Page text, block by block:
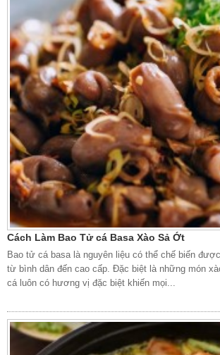
Cách Làm Bao Tử cá Basa Xào Sả Ớt
Bao tử cá basa là nguyên liệu có thể chế biến
từ bình dân đến cao cấp. Đặc biệt là những món
cá luôn có hương vị đặc biệt khiến mọi...